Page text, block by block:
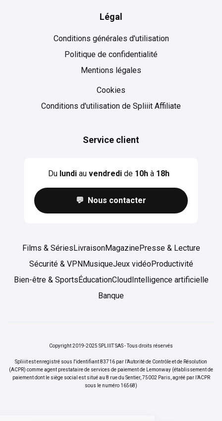
Légal
Conditions générales d'utilisation
Politique de confidentialité
Mentions légales
Cookies
Conditions d'utilisation de Spliiit Affiliate
Service client
Du lundiau vendredide 10hà 18h
💬 Nous contacter
Films & SériesLivraisonMagazinePresse & Lecture
Sécurité & VPNMusiqueJeux vidéoProductivité
Bien-être & SportsÉducationCloudIntelligence artificielle
Banque
Copyright 2019-2025 SPLIIIT SAS - Tous droits réservés
Spliiit est enregistré sous l'identifiant 83716 par l’Autorité de Contrôle et de Résolution
(ACPR) comme agent prestataire de services de paiement de Lemonway (établissement de
paiement dont le siège social est situé au 8 rue du Sentier, 75002 Paris, agréé par l’ACPR
sous le numéro 16568)